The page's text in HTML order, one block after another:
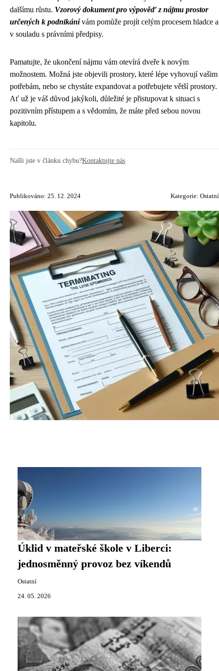
dalšímu růstu. Vzorový dokument pro výpověď z nájmu prostor
určených k podnikánívám pomůže projít celým procesem hladce a
v souladu s právními předpisy.
Pamatujte, že ukončení nájmu vám otevírá dveře k novým
možnostem. Možná jste objevili prostory, které lépe vyhovují vašim
potřebám, nebo se chystáte expandovat a potřebujete větší prostory.
Ať už je váš důvod jakýkoli, důležité je přistupovat k situaci s
pozitivním přístupem a s vědomím, že máte před sebou novou
kapitolu.
Našli jste v článku chybu?Kontaktujte nás
Publikováno: 25. 12. 2024 Kategorie: Ostatní
Úklid v mateřské škole v Liberci:
jednosměnný provoz bez víkendů
Ostatní
24. 05. 2026